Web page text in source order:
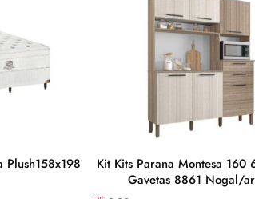
Plush158x198
Kit Kits Parana Montesa 160
Gavetas 8861 Nogal/